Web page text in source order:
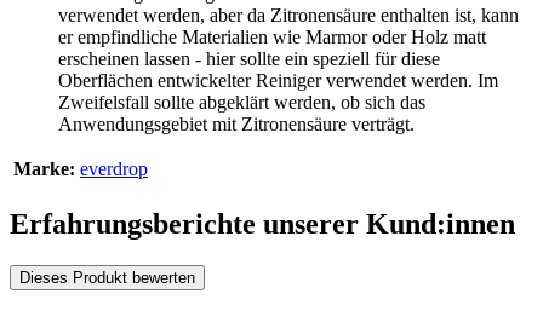
verwendet werden, aber da Zitronensäure enthalten ist, kann
er empfindliche Materialien wie Marmor oder Holz matt
erscheinen lassen - hier sollte ein speziell für diese
Oberflächen entwickelter Reiniger verwendet werden. Im
Zweifelsfall sollte abgeklärt werden, ob sich das
Anwendungsgebiet mit Zitronensäure verträgt.
Marke: everdrop
Erfahrungsberichte unserer Kund:innen
Dieses Produkt bewerten